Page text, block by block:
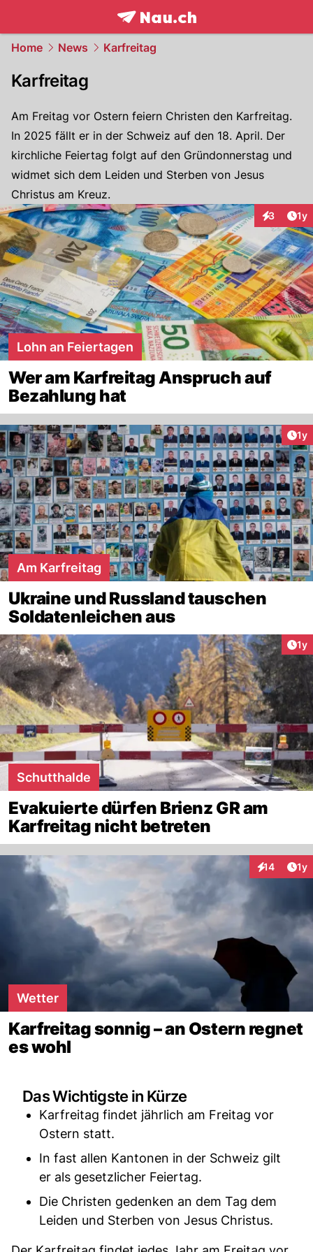
frontpage.NAU.ch
Home News Karfreitag
Karfreitag
Am Freitag vor Ostern feiern Christen den Karfreitag.
In 2025 fällt er in der Schweiz auf den 18. April. Der
kirchliche Feiertag folgt auf den Gründonnerstag und
widmet sich dem Leiden und Sterben von Jesus
Christus am Kreuz.
3 1y
Lohn an Feiertagen
Wer am Karfreitag Anspruch auf
Bezahlung hat
1y
Am Karfreitag
Ukraine und Russland tauschen
Soldatenleichen aus
1y
Schutthalde
Evakuierte dürfen Brienz GR am
Karfreitag nicht betreten
14 1y
Wetter
Karfreitag sonnig – an Ostern regnet
es wohl
Das Wichtigste in Kürze
Karfreitag findet jährlich am Freitag vor
Ostern statt.
In fast allen Kantonen in der Schweiz gilt
er als gesetzlicher Feiertag.
Die Christen gedenken an dem Tag dem
Leiden und Sterben von Jesus Christus.